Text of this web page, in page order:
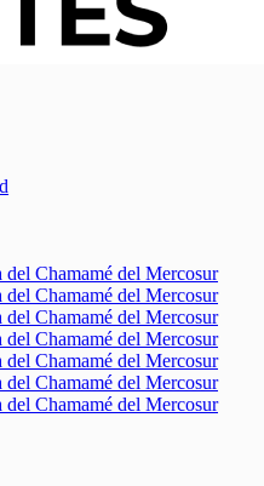
del Chamamé del Mercosur
del Chamamé del Mercosur
del Chamamé del Mercosur
del Chamamé del Mercosur
del Chamamé del Mercosur
del Chamamé del Mercosur
del Chamamé del Mercosur